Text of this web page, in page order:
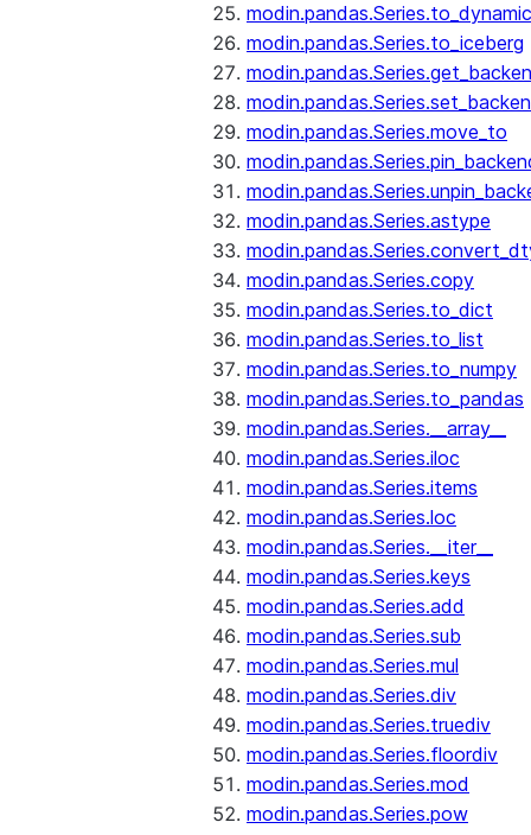
modin.pandas.Series.to_iceberg
modin.pandas.Series.move_to
modin.pandas.Series.astype
modin.pandas.Series.copy
modin.pandas.Series.to_dict
modin.pandas.Series.to_list
modin.pandas.Series.to_numpy
modin.pandas.Series.to_pandas
modin.pandas.Series.__array__
modin.pandas.Series.iloc
modin.pandas.Series.items
modin.pandas.Series.loc
modin.pandas.Series.__iter__
modin.pandas.Series.keys
modin.pandas.Series.add
modin.pandas.Series.sub
modin.pandas.Series.mul
modin.pandas.Series.div
modin.pandas.Series.truediv
modin.pandas.Series.floordiv
modin.pandas.Series.mod
modin.pandas.Series.pow